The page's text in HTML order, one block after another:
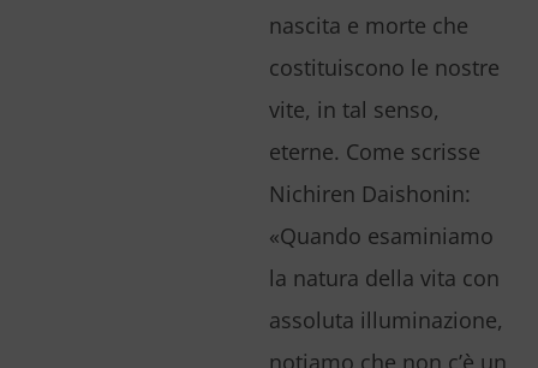
nascita e morte che
costituiscono le nostre
vite, in tal senso,
eterne. Come scrisse
Nichiren Daishonin:
«Quando esaminiamo
la natura della vita con
assoluta illuminazione,
notiamo che non c’è un